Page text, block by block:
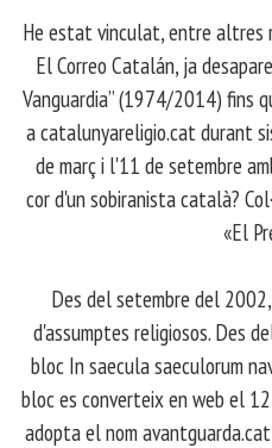
He estat vinculat, entre altres
El Correo Catalán, ja
Vanguardia” (1974/2014) fins
a catalunyareligio.cat durant
de març i l'11 de setembre
cor d'un sobiranista català?
«El
Des del setembre del
d'assumptes religiosos. Des
bloc In saecula saeculorum
bloc es converteix en web el
adopta el nom